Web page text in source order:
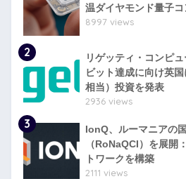
温ダイヤモンド量子
8997 views
2
リゲッティ・コンピ
ビット達成に向け英
相当）投資を発表
2936 views
3
IonQ、ルーマニアの
（RoNaQCI）を展開
トワークを構築
2111 views